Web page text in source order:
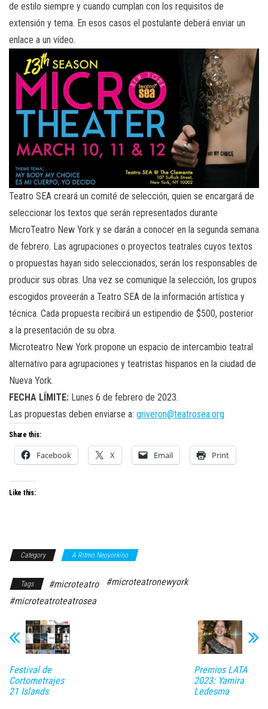
de estilo siempre y cuando cumplan con los requisitos de
extensión y tema. En esos casos el postulante deberá enviar un
enlace a un vídeo.
Teatro SEA creará un comité de selección, quien se encargará de
seleccionar los textos que serán representados durante
MicroTeatro New York y se darán a conocer en la segunda semana
de febrero. Las agrupaciones o proyectos teatrales cuyos textos
o propuestas hayan sido seleccionados, serán los responsables de
producir sus obras. Una vez se comunique la selección, los grupos
escogidos proveerán a Teatro SEA de la información artística y
técnica. Cada propuesta recibirá un estipendio de $500, posterior
a la presentación de su obra.
Microteatro New York propone un espacio de intercambio teatral
alternativo para agrupaciones y teatristas hispanos en la ciudad de
Nueva York.
FECHA LÍMITE: Lunes 6 de febrero de 2023.
Las propuestas deben enviarse a: griveron@teatrosea.org
Share this:
Facebook X Email Print
Like this:
Category A Ritmo Neoyorkino
Tags #microteatro
#microteatronewyork
#microteatroteatrosea
Festival de
Cortometrajes
21 Islands
Premios LATA
2023: Yamira
Ledesma